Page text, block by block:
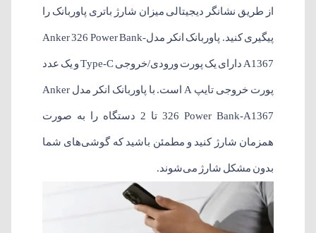
از طریق نشانگر دیجیتالی میزان شارژ باتری پاوربانک را
پیگیری کنید. پاوربانک انکر مدلAnker 326 Power Bank-
A1367 دارای یک پورت ورودی/خروجی Type-C و یک عدد
پورت خروجی تایپ A است. با پاوربانک انکر مدل Anker
326 Power Bank-A1367 تا 2 دستگاه را به صورت
همزمان شارژ کنید و مطمئن باشید که گوشی‌های شما
بدون مشکل شارژ می‌شوند.